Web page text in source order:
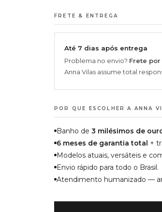
FRETE & ENTREGA
Até 7 dias após entrega
Problema no envio? Frete
Anna Vilas assume total
POR QUE ESCOLHER A ANNA
Banho de 3 milésimos de
6 meses de garantia total +
Modelos atuais, versáteis e
Envio rápido para todo o Brasil.
Atendimento humanizado —